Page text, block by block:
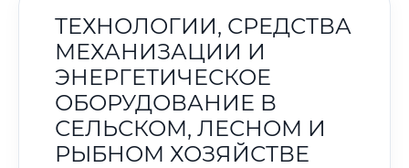
ТЕХНОЛОГИИ, СРЕДСТВА
МЕХАНИЗАЦИИ И
ЭНЕРГЕТИЧЕСКОЕ
ОБОРУДОВАНИЕ В
СЕЛЬСКОМ, ЛЕСНОМ И
РЫБНОМ ХОЗЯЙСТВЕ